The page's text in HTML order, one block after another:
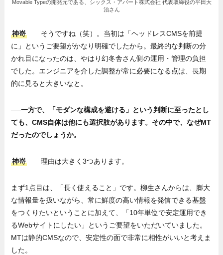
Movable Typeの開発元である、シックス・アパート株式会社 代表取締役の平田大
治さん
神嵜
そうですね（笑）。当初は「ヘッドレスCMSを前提
に」というご要望がかなり明確でしたから。最終的な判断の分
かれ目になったのは、やはり幻冬舎さん側の運用・管理の負担
でした。エンジニアを介した調整が常に必要になる点は、長期
的に見ると大きいなと。
──一方で、「モダンな構成を避ける」という判断に至ったとし
ても、CMS自体は他にも選択肢があります。その中で、なぜMT
だったのでしょうか。
神嵜 理由は大きく3つあります。
まず1点目は、「長く使えること」です。柳生さんからは、膨大
な情報量を扱いながら、常に鮮度の高い情報を発信できる基盤
をつくりたいということに加えて、「10年単位で安定運用でき
るWebサイトにしたい」というご要望をいただいていました。
MTは静的CMSなので、安定性の面で非常に相性がいいと考えま
した。